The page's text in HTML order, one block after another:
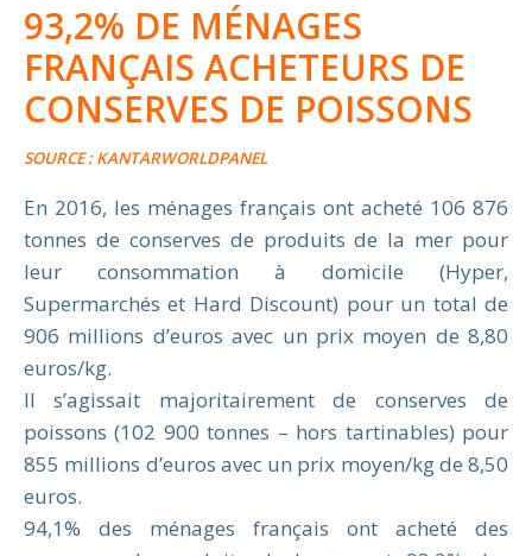
93,2% DE MÉNAGES
FRANÇAIS ACHETEURS DE
CONSERVES DE POISSONS
SOURCE : KANTARWORLDPANEL
En 2016, les ménages français ont acheté 106 876
tonnes de conserves de produits de la mer pour
leur consommation à domicile (Hyper,
Supermarchés et Hard Discount) pour un total de
906 millions d’euros avec un prix moyen de 8,80
euros/kg.
Il s’agissait majoritairement de conserves de
poissons (102 900 tonnes – hors tartinables) pour
855 millions d’euros avec un prix moyen/kg de 8,50
euros.
94,1% des ménages français ont acheté des